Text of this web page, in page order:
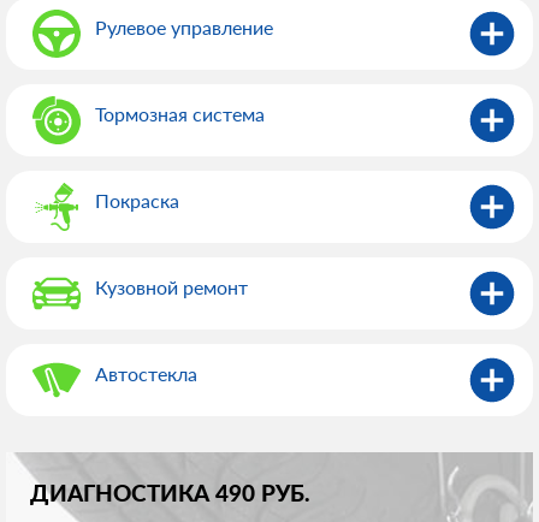
Рулевое управление
Тормозная система
Покраска
Кузовной ремонт
Автостекла
ДИАГНОСТИКА 490 РУБ.